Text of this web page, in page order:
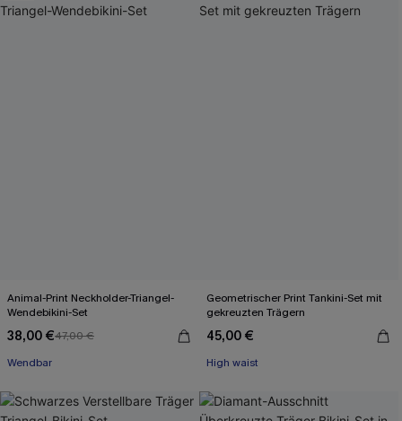
Animal-Print Neckholder-Triangel-
Wendebikini-Set
38,00 €47,00 €
Wendbar
Geometrischer Print Tankini-Set mit
gekreuzten Trägern
45,00 €
High waist